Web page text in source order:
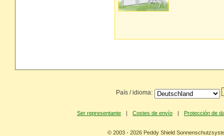
País / idioma:
Ser representante | Costes de envío | Protección de
© 2003 - 2026 Peddy Shield